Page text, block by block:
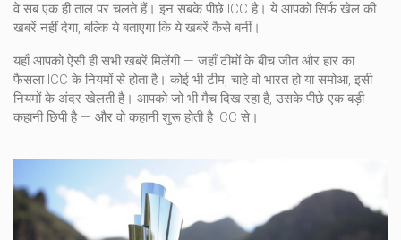
वे सब एक ही ताल पर चलते हैं। इन सबके पीछे ICC है। ये आपको सिर्फ खेल की
खबरें नहीं देगा, बल्कि ये बताएगा कि ये खबरें कैसे बनीं।
यहाँ आपको ऐसी ही सभी खबरें मिलेंगी — जहाँ टीमों के बीच जीत और हार का
फैसला ICC के नियमों से होता है। कोई भी टीम, चाहे वो भारत हो या समोआ, इसी
नियमों के अंदर खेलती है। आपको जो भी मैच दिख रहा है, उसके पीछे एक बड़ी
कहानी छिपी है — और वो कहानी शुरू होती है ICC से।